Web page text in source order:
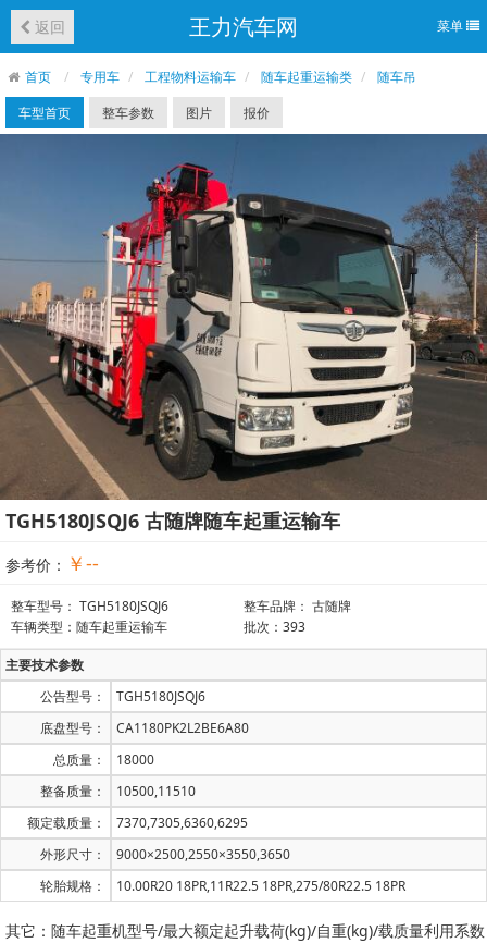
返回 王力汽车网 菜单
首页 专用车 工程物料运输车 随车起重运输类
随车吊
车型首页
整车参数 图片 报价
TGH5180JSQJ6 古随牌随车起重运输车
参考价： ￥--
整车型号： TGH5180JSQJ6
整车品牌： 古随牌
车辆类型：随车起重运输车
批次：393
主要技术参数
公告型号：
TGH5180JSQJ6
底盘型号：
CA1180PK2L2BE6A80
总质量：
18000
整备质量：
10500,11510
额定载质量：
7370,7305,6360,6295
外形尺寸：
9000×2500,2550×3550,3650
轮胎规格：
10.00R20 18PR,11R22.5 18PR,275/80R22.5 18PR
其它：随车起重机型号/最大额定起升载荷(kg)/自重(kg)/载质量利用系数